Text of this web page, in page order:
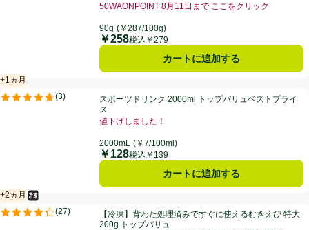
50WAONPOINT 8月11日まで ここをクリック
90g (￥287/100g)
価格
￥258税込￥279
カートに追加する
スポーツドリンク 2000ml トップバリュベストプライス
+1ヵ月
賞味・消費期限保証：1ヵ月
(3)
評価は3件のレビューで5点中4.7点。スポーツドリンク 2000ml トップバリュベストプライ
ス
値下げしました！
2000mL (￥7/100ml)
価格
￥128税込￥139
カートに追加する
【冷凍】背わた処理済みですぐに使えるむきえび 特大 200g トップバ
+2ヵ月
賞味・消費期限保証：2ヵ月
冷凍食品
(27)
評価は27件のレビューで5点中4.3点。【冷凍】背わた処理済みですぐに使えるむきえび 特大
200g トップバリュ